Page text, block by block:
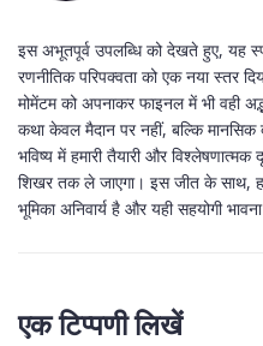
इस अभूतपूर्व उपलब्धि को देखते हुए, यह
रणनीतिक परिपक्वता को एक नया स्तर
मोमेंटम को अपनाकर फाइनल में भी वही
कथा केवल मैदान पर नहीं, बल्कि मानसिक
भविष्य में हमारी तैयारी और
शिखर तक ले जाएगा। इस जीत के साथ,
भूमिका अनिवार्य है और यही सहयोगी
एक टिप्पणी लिखें